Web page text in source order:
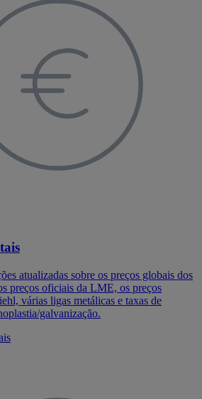
atualizadas sobre os preços globais dos
preços oficiais da LME, os preços
várias ligas metálicas e taxas de
galvanização.